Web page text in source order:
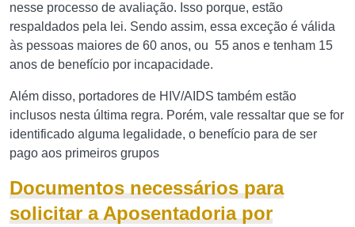
nesse processo de avaliação. Isso porque, estão
respaldados pela lei. Sendo assim, essa exceção é válida
às pessoas maiores de 60 anos, ou 55 anos e tenham 15
anos de benefício por incapacidade.
Além disso, portadores de HIV/AIDS também estão
inclusos nesta última regra. Porém, vale ressaltar que se for
identificado alguma legalidade, o benefício para de ser
pago aos primeiros grupos
Documentos necessários para
solicitar a Aposentadoria por